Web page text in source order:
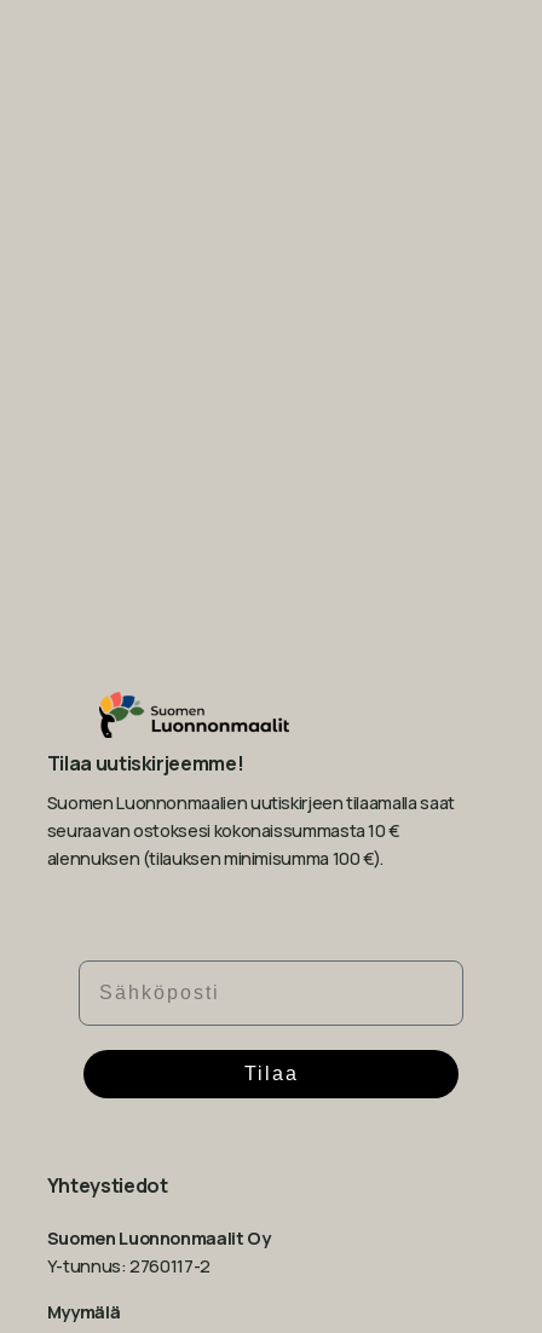
Tilaa uutiskirjeemme!
Suomen Luonnonmaalien uutiskirjeen tilaamalla saat
seuraavan ostoksesi kokonaissummasta 10 €
alennuksen (tilauksen minimisumma 100 €).
Sähköposti
Tilaa
Yhteystiedot
Suomen Luonnonmaalit Oy
Y-tunnus: 2760117-2
Myymälä